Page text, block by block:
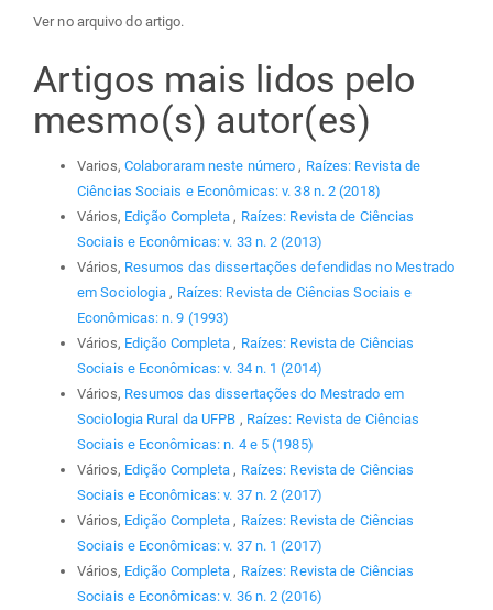
Ver no arquivo do artigo.
Artigos mais lidos pelo
mesmo(s) autor(es)
Varios, Colaboraram neste número, Raízes: Revista de
Ciências Sociais e Econômicas: v. 38 n. 2 (2018)
Vários, Edição Completa, Raízes: Revista de Ciências
Sociais e Econômicas: v. 33 n. 2 (2013)
Vários, Resumos das dissertações defendidas no Mestrado
em Sociologia, Raízes: Revista de Ciências Sociais e
Econômicas: n. 9 (1993)
Vários, Edição Completa, Raízes: Revista de Ciências
Sociais e Econômicas: v. 34 n. 1 (2014)
Vários, Resumos das dissertações do Mestrado em
Sociologia Rural da UFPB , Raízes: Revista de Ciências
Sociais e Econômicas: n. 4 e 5 (1985)
Vários, Edição Completa, Raízes: Revista de Ciências
Sociais e Econômicas: v. 37 n. 2 (2017)
Vários, Edição Completa, Raízes: Revista de Ciências
Sociais e Econômicas: v. 37 n. 1 (2017)
Vários, Edição Completa, Raízes: Revista de Ciências
Sociais e Econômicas: v. 36 n. 2 (2016)